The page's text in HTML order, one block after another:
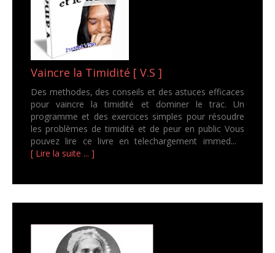
Vaincre la Timidité [ V.S ]
Des methodes, des conseils et des astuces efficaces
pour vaincre la timidité et dominer le trac. Un
programme et des exercices simples pour résoudre
les problèmes de timidité et de peur en public Vous
pouvez lire ce livre en telechargement immed...
[ Lire la suite ... ]